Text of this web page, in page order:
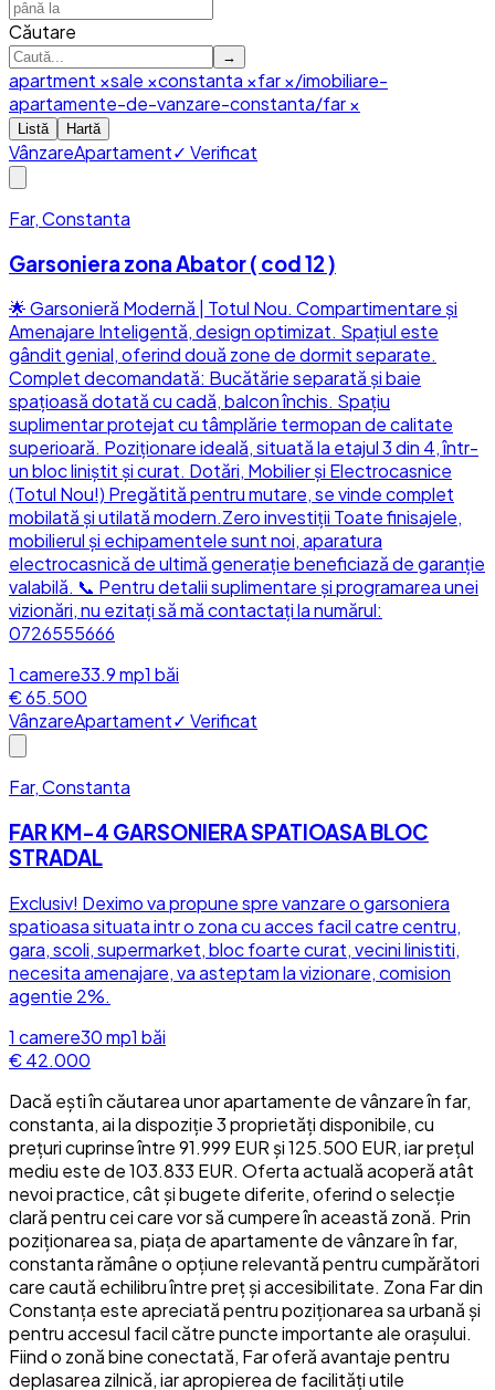
Căutare
→
apartment ×sale ×constanta ×far×/imobiliare-
apartamente-de-vanzare-constanta/far×
Listă Hartă
VânzareApartament✓ Verificat
Far, Constanta
Garsoniera zona Abator ( cod 12 )
🌟 Garsonieră Modernă | Totul Nou. Compartimentare și
Amenajare Inteligentă, design optimizat. Spațiul este
gândit genial, oferind două zone de dormit separate.
Complet decomandată: Bucătărie separată și baie
spațioasă dotată cu cadă, balcon închis. Spațiu
suplimentar protejat cu tâmplărie termopan de calitate
superioară. Poziționare ideală, situată la etajul 3 din 4, într-
un bloc liniștit și curat. Dotări, Mobilier și Electrocasnice
(Totul Nou!) Pregătită pentru mutare, se vinde complet
mobilată și utilată modern.Zero investiții Toate finisajele,
mobilierul și echipamentele sunt noi, aparatura
electrocasnică de ultimă generație beneficiază de garanție
valabilă. 📞 Pentru detalii suplimentare și programarea unei
vizionări, nu ezitați să mă contactați la numărul:
0726555666
1 camere33.9mp1 băi
€ 65.500
VânzareApartament✓ Verificat
Far, Constanta
FAR KM-4 GARSONIERA SPATIOASA BLOC
STRADAL
Exclusiv! Deximo va propune spre vanzare o garsoniera
spatioasa situata intr o zona cu acces facil catre centru,
gara, scoli, supermarket, bloc foarte curat, vecini linistiti,
necesita amenajare, va asteptam la vizionare, comision
agentie 2%.
1 camere30mp1 băi
€ 42.000
Dacă ești în căutarea unor apartamente de vânzare în far,
constanta, ai la dispoziție 3 proprietăți disponibile, cu
prețuri cuprinse între 91.999 EUR și 125.500 EUR, iar prețul
mediu este de 103.833 EUR. Oferta actuală acoperă atât
nevoi practice, cât și bugete diferite, oferind o selecție
clară pentru cei care vor să cumpere în această zonă. Prin
poziționarea sa, piața de apartamente de vânzare în far,
constanta rămâne o opțiune relevantă pentru cumpărători
care caută echilibru între preț și accesibilitate. Zona Far din
Constanța este apreciată pentru poziționarea sa urbană și
pentru accesul facil către puncte importante ale orașului.
Fiind o zonă bine conectată, Far oferă avantaje pentru
deplasarea zilnică, iar apropierea de facilități utile